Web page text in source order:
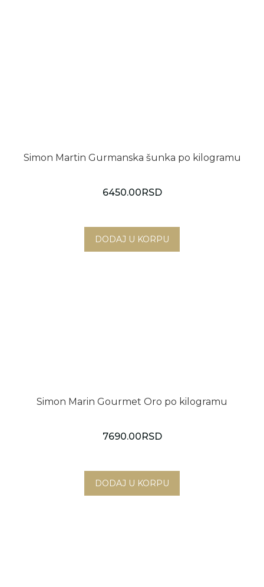
Simon Martin Gurmanska šunka po kilogramu
6450.00 RSD
Simon Marin Gourmet Oro po kilogramu
7690.00 RSD